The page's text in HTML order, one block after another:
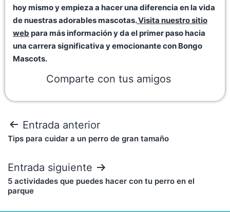
hoy mismo y empieza a hacer una diferencia en la vida
de nuestras adorables mascotas.Visita nuestro sitio
web para más información y da el primer paso hacia
una carrera significativa y emocionante con Bongo
Mascots.
Comparte con tus amigos
Entrada anterior
Tips para cuidar a un perro de gran tamaño
Entrada siguiente
5 actividades que puedes hacer con tu perro en el
parque